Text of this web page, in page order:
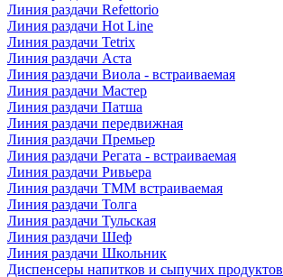
Линия раздачи Refettorio
Линия раздачи Hot Line
Линия раздачи Tetrix
Линия раздачи Аста
Линия раздачи Виола - встраиваемая
Линия раздачи Мастер
Линия раздачи Патша
Линия раздачи передвижная
Линия раздачи Премьер
Линия раздачи Регата - встраиваемая
Линия раздачи Ривьера
Линия раздачи ТММ встраиваемая
Линия раздачи Толга
Линия раздачи Тульская
Линия раздачи Шеф
Линия раздачи Школьник
Диспенсеры напитков и сыпучих продуктов